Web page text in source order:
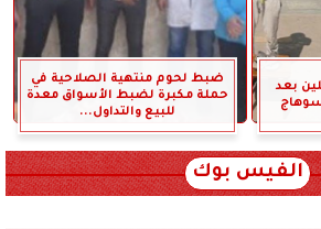
بعد
ضبط لحوم منتهية الصلاحية في
حملة مكبرة لضبط الأسواق معدة
للبيع والتداول...
الفيس بوك